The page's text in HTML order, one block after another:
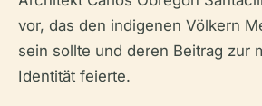
vor, das den indigenen Völkern
sein sollte und deren Beitrag zur
Identität feierte.